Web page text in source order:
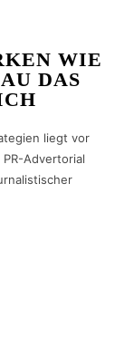
WIE
DAS
liegt vor
Advertorial